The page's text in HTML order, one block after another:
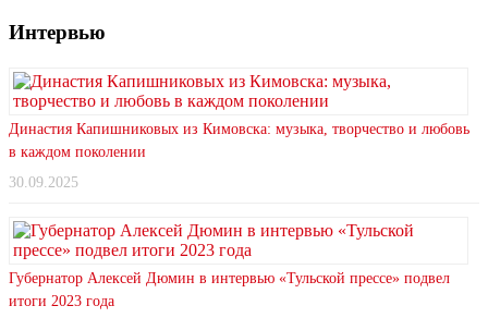
Интервью
Династия Капишниковых из Кимовска: музыка, творчество и любовь
в каждом поколении
30.09.2025
Губернатор Алексей Дюмин в интервью «Тульской прессе» подвел
итоги 2023 года